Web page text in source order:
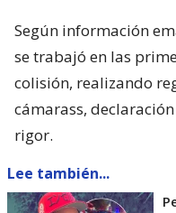
Según información
se trabajó en las
colisión, realizando
cámarass,
rigor.
Lee también...